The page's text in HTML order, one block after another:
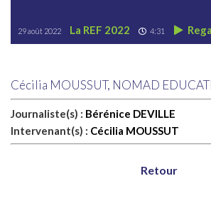
29 août 2022 La REF 2022 4:31
Cécilia MOUSSUT, NOMAD
Journaliste(s) : Bérénice DEVILLE
Intervenant(s) : Cécilia MOUSSUT
Retour